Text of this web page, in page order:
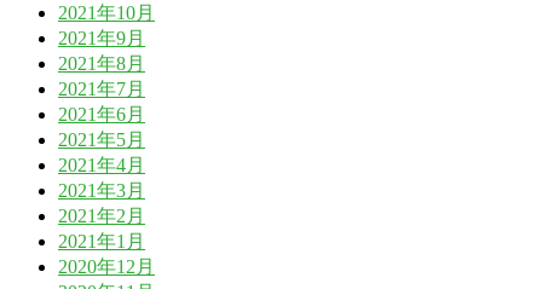
2021年10月
2021年9月
2021年8月
2021年7月
2021年6月
2021年5月
2021年4月
2021年3月
2021年2月
2021年1月
2020年12月